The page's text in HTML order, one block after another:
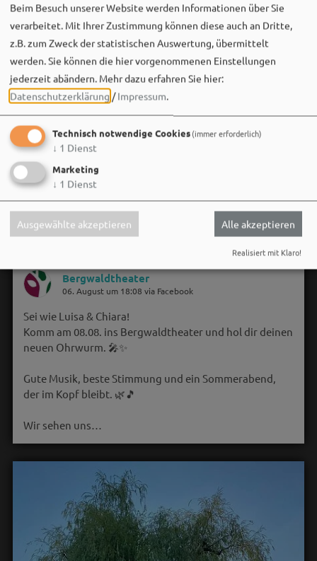
Bergwaldtheater
06. August um 18:08 via Facebook
Sei wie Luisa & Chiara!
Komm am 08.08. ins Bergwaldtheater und hol dir deinen
neuen Ohrwurm. 🎤✨
Gute Musik, beste Stimmung und ein Sommerabend,
der im Kopf bleibt. 🌿🎵
Wir sehen uns…
Beim Besuch unserer Website werden Informationen über Sie
verarbeitet. Mit Ihrer Zustimmung können diese auch an Dritte,
z.B. zum Zweck der statistischen Auswertung, übermittelt
werden. Sie können die hier vorgenommenen Einstellungen
jederzeit abändern. Mehr dazu erfahren Sie hier:
Datenschutzerklärung /Impressum.
Technisch notwendige Cookies(immer erforderlich)
↓ 1 Dienst
Marketing
↓ 1 Dienst
Ausgewählte akzeptieren Alle akzeptieren
Realisiert mit Klaro!